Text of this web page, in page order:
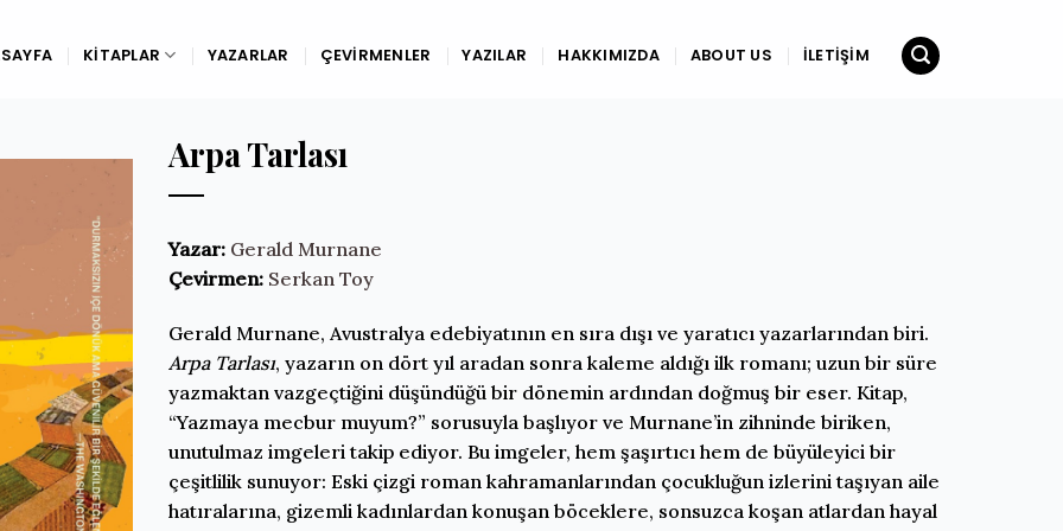
KITAPLAR YAZARLAR ÇEVIRMENLER YAZILAR HAKKIMIZDA ABOUT US İLETIŞIM
Arpa Tarlası
Yazar: Gerald Murnane
Çevirmen: Serkan Toy
Gerald Murnane, Avustralya edebiyatının en sıra dışı ve yaratıcı yazarlarından biri.
Arpa Tarlası, yazarın on dört yıl aradan sonra kaleme aldığı ilk romanı; uzun bir süre
yazmaktan vazgeçtiğini düşündüğü bir dönemin ardından doğmuş bir eser. Kitap,
“Yazmaya mecbur muyum?” sorusuyla başlıyor ve Murnane’in zihninde biriken,
unutulmaz imgeleri takip ediyor. Bu imgeler, hem şaşırtıcı hem de büyüleyici bir
çeşitlilik sunuyor: Eski çizgi roman kahramanlarından çocukluğun izlerini taşıyan aile
hatıralarına, gizemli kadınlardan konuşan böceklere, sonsuzca koşan atlardan hayal